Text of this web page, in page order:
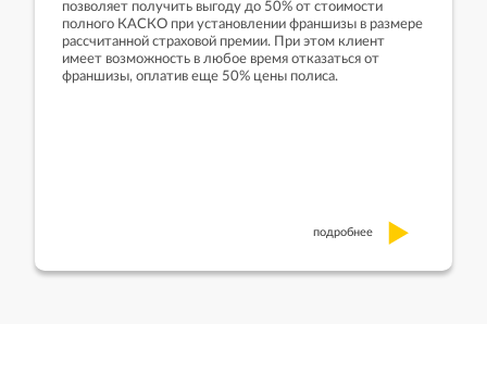
позволяет получить выгоду до 50% от стоимости
полного КАСКО при установлении франшизы в размере
рассчитанной страховой премии. При этом клиент
имеет возможность в любое время отказаться от
франшизы, оплатив еще 50% цены полиса.
подробнее